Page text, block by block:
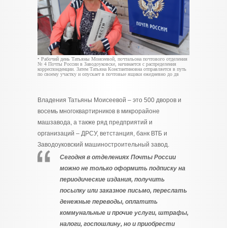
• Рабочий день Татьяны Моисеевой, почтальона почтового отделения
№ 4 Почты России в Заводоуковске, начинается с распределения
корреспонденции. Затем Татьяна Константиновна отправляется в путь
по своему участку и опускает в почтовые ящики ежедневно до дв
Владения Татьяны Моисеевой – это 500 дворов и
восемь многоквартирников в микрорайоне
машзавода, а также ряд предприятий и
организаций – ДРСУ, ветстанция, банк ВТБ и
Заводоуковский машиностроительный завод.
Сегодня в отделениях Почты России
можно не только оформить подписку на
периодические издания, получить
посылку или заказное письмо, переслать
денежные переводы, оплатить
коммунальные и прочие услуги, штрафы,
налоги, госпошлину, но и приобрести